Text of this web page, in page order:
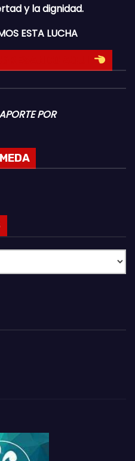
y la dignidad.
ESTA LUCHA
POR